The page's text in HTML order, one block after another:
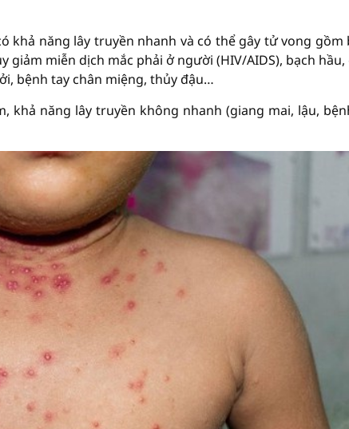
khả năng lây truyền nhanh và có thể gây tử vong gồm
miễn dịch mắc phải ở người (HIV/AIDS), bạch hầu,
bệnh tay chân miệng, thủy đậu…
khả năng lây truyền không nhanh (giang mai, lậu,